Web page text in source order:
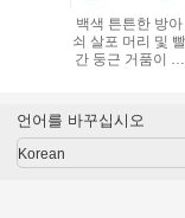
백색 튼튼한 방아
쇠 살포 머리 및 빨
간 둥근 거품이 이
언어를 바꾸십시오
Korean